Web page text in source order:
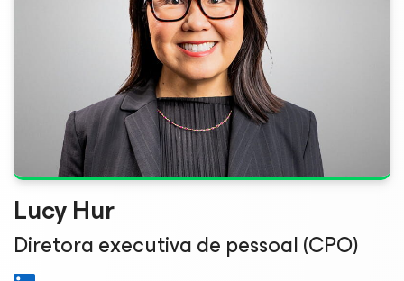
Lucy Hur
Diretora executiva de pessoal (CPO)